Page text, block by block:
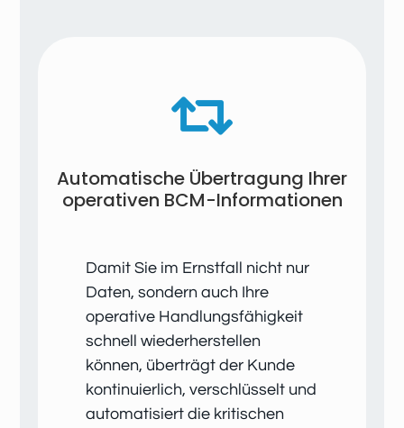

Automatische Übertragung Ihrer
operativen BCM-Informationen
Damit Sie im Ernstfall nicht nur
Daten, sondern auch Ihre
operative Handlungsfähigkeit
schnell wiederherstellen
können, überträgt der Kunde
kontinuierlich, verschlüsselt und
automatisiert die kritischen